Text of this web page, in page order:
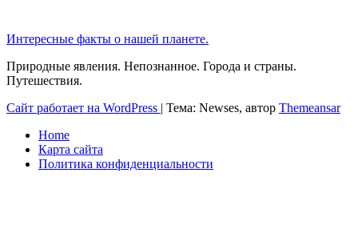
Интересные факты о нашей планете.
Природные явления. Непознанное. Города и страны.
Путешествия.
Сайт работает на WordPress | Тема: Newses, автор Themeansar
Home
Карта сайта
Политика конфиденциальности